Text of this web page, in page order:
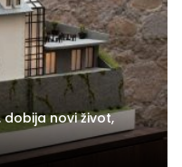
dobija novi život,